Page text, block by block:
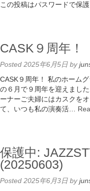
Online Lesson
この投稿はパスワードで保
CASK９周年！
Posted 2025年6月5日 by
CASK９周年！ 私のホーム
の６月で９周年を迎えまし
ーナーご夫婦にはカスクを
て、いつも私の演奏活…
保護中:
(20250603)
Posted 2025年6月3日 by